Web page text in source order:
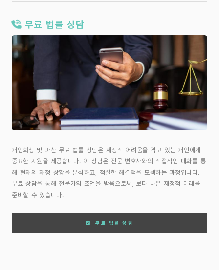
무료 법률 상담
개인회생 및 파산 무료 법률 상담은 재정적 어려움을 겪고 있는 개인에게
중요한 지원을 제공합니다. 이 상담은 전문 변호사와의 직접적인 대화를 통
해 현재의 재정 상황을 분석하고, 적절한 해결책을 모색하는 과정입니다.
무료 상담을 통해 전문가의 조언을 받음으로써, 보다 나은 재정적 미래를
준비할 수 있습니다.
무료 법률 상담